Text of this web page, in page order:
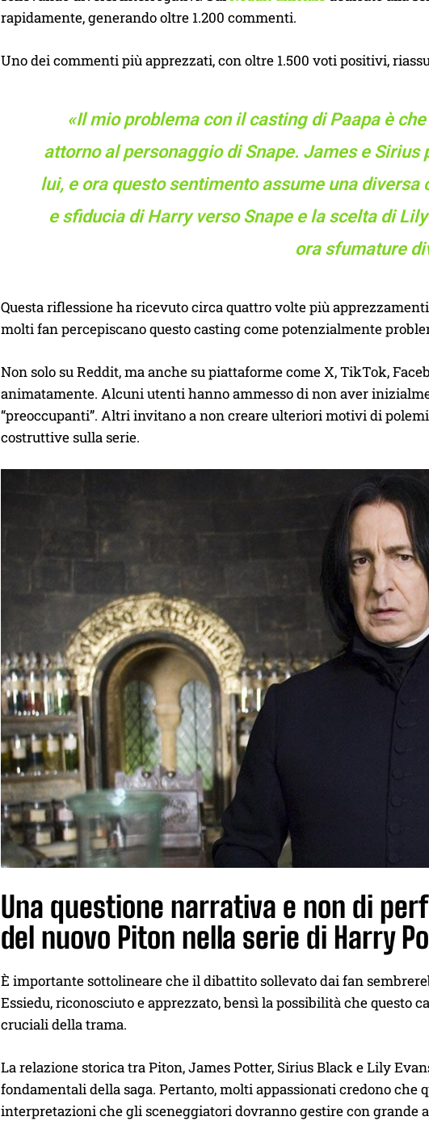
rapidamente, generando oltre 1.200 commenti.
Uno dei commenti più apprezzati, con oltre 1.500 voti positivi,
«Il mio problema con il casting di Paapa è
attorno al personaggio di Snape. James e
lui, e ora questo sentimento assume una
e sfiducia di Harry verso Snape e la scelta di
ora sfumature
Questa riflessione ha ricevuto circa quattro volte più
molti fan percepiscano questo casting come potenzialmente
Non solo su Reddit, ma anche su piattaforme come X, TikTok,
animatamente. Alcuni utenti hanno ammesso di non aver
“preoccupanti”. Altri invitano a non creare ulteriori motivi di
costruttive sulla serie.
Una questione narrativa e non di
del nuovo Piton nella serie di Harry
È importante sottolineare che il dibattito sollevato dai fan
Essiedu, riconosciuto e apprezzato, bensì la possibilità che
cruciali della trama.
La relazione storica tra Piton, James Potter, Sirius Black e Lily
fondamentali della saga. Pertanto, molti appassionati credono che
interpretazioni che gli sceneggiatori dovranno gestire con grande